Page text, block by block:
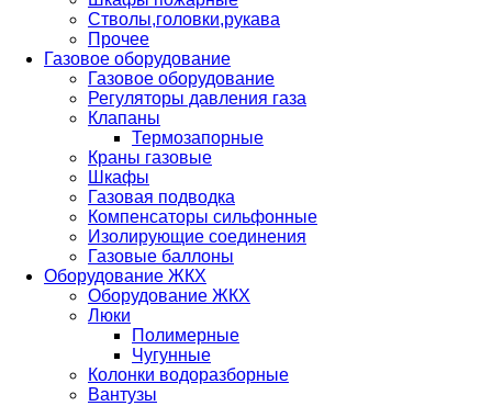
Стволы,головки,рукава
Прочее
Газовое оборудование
Газовое оборудование
Регуляторы давления газа
Клапаны
Термозапорные
Краны газовые
Шкафы
Газовая подводка
Компенсаторы сильфонные
Изолирующие соединения
Газовые баллоны
Оборудование ЖКХ
Оборудование ЖКХ
Люки
Полимерные
Чугунные
Колонки водоразборные
Вантузы